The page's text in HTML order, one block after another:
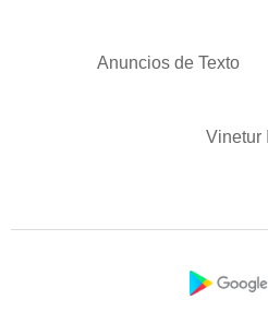
Anuncios de Texto
Vinetur